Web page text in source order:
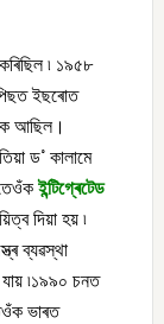
৷ ১৯৫৮
ইছৰোত
আছিল।
ড° কালামে
ইন্টিগ্ৰেটেড
দিয়া হয় ৷
ব্যৱস্থা
৷১৯৯০ চনত
ভাৰত